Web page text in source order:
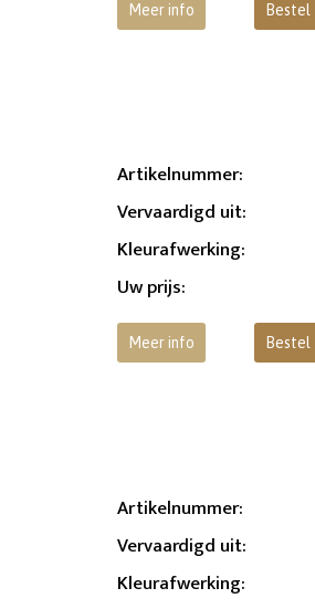
Meer info Bestel
Artikelnummer:
Vervaardigd uit:
Kleurafwerking:
Uw prijs:
Meer info Bestel
Artikelnummer:
Vervaardigd uit:
Kleurafwerking: